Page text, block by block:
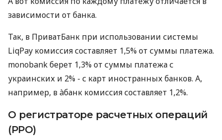
зависимости от банка.
Так, в ПриватБанк при использовании системы
LiqPay комиссия составляет 1,5% от суммы платежа.
monobank берет 1,3% от суммы платежа с
украинских и 2% - с карт иностранных банков. А,
например, в àбанк комиссия составляет 1,2%.
О регистраторе расчетных операций
(РРО)